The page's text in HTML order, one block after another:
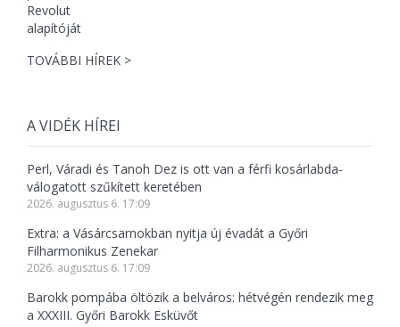
TOVÁBBI HÍREK >
A VIDÉK HÍREI
Perl, Váradi és Tanoh Dez is ott van a férfi kosárlabda-
válogatott szűkített keretében
2026. augusztus 6. 17:09
Extra: a Vásárcsarnokban nyitja új évadát a Győri
Filharmonikus Zenekar
2026. augusztus 6. 17:09
Barokk pompába öltözik a belváros: hétvégén rendezik meg
a XXXIII. Győri Barokk Esküvőt